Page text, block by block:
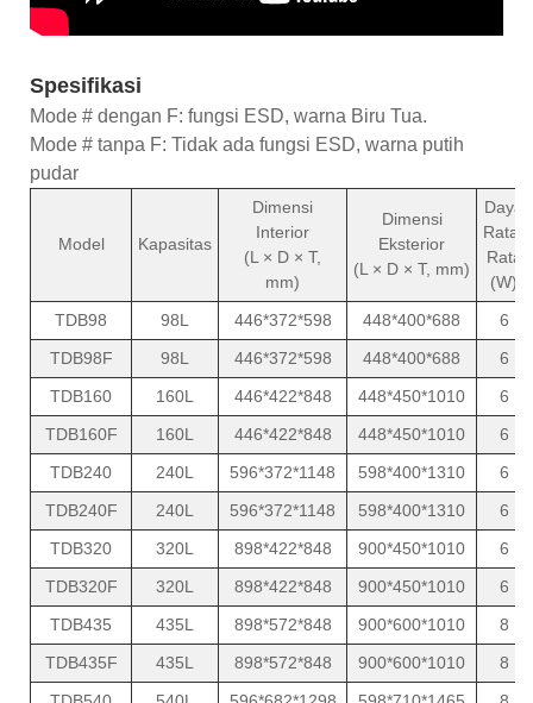
Spesifikasi
Mode # dengan F: fungsi ESD, warna Biru Tua.
Mode # tanpa F: Tidak ada fungsi ESD, warna putih
pudar
Model Kapasitas
Dimensi
Interior
(L × D × T,
mm)
Dimensi
Eksterior
(L × D × T, mm)
Daya
Rata-
Rata
(W)
TDB98
98L 446*372*598 448*400*688
6
TDB98F
98L 446*372*598 448*400*688
6
TDB160
160L 446*422*848 448*450*1010
6
TDB160F
160L 446*422*848 448*450*1010
6
TDB240
240L 596*372*1148 598*400*1310
6
TDB240F
240L 596*372*1148 598*400*1310
6
TDB320
320L 898*422*848 900*450*1010
6
TDB320F
320L 898*422*848 900*450*1010
6
TDB435
435L 898*572*848 900*600*1010
8
TDB435F
435L 898*572*848 900*600*1010
8